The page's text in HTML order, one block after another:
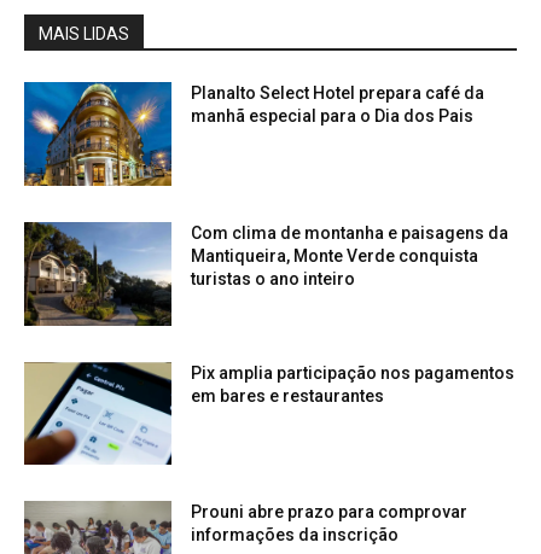
MAIS LIDAS
Planalto Select Hotel prepara café da
manhã especial para o Dia dos Pais
Com clima de montanha e paisagens da
Mantiqueira, Monte Verde conquista
turistas o ano inteiro
Pix amplia participação nos pagamentos
em bares e restaurantes
Prouni abre prazo para comprovar
informações da inscrição